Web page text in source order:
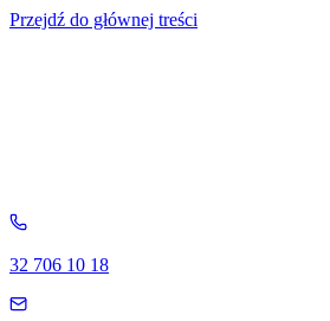
Przejdź do głównej treści
32 706 10 18